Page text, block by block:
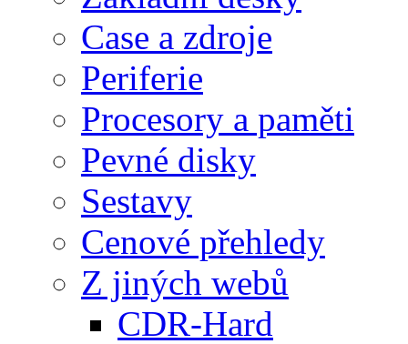
Case a zdroje
Periferie
Procesory a paměti
Pevné disky
Sestavy
Cenové přehledy
Z jiných webů
CDR-Hard